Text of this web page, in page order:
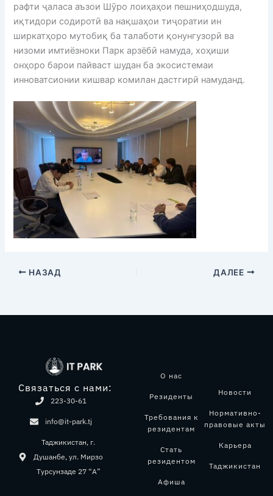
рафти ҷаласа аъзои Шӯро лоиҳаҳои пешниҳодшуда,
иқтидори содиротӣ ва нақшаҳои тиҷоратии ин
ширкатҳоро мутобиқ ба талаботи қонунгузорӣ ва
низоми имтиёзноки Парк арзёбӣ намуда, хоҳиши
онҳоро барои пайваст шудан ба экосистемаи
инноватсионии кишвар комилан дастгирӣ намуданд.
НАЗАД ДАЛЕЕ
Связаться с нами:
223-30-61
info@it-park.tj
Таджикистан, г.
Душанбе, ул. Мирзо
Турсунзаде 27 “А”
О нас
Резиденты
Требования к
резидентам
Стать
резидентом
Афиша
Новости
Нормативно-
правовые акты
Карьера
Таджикистан